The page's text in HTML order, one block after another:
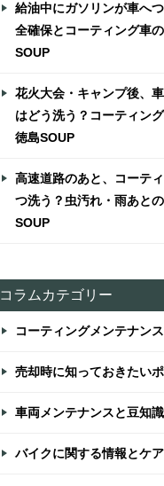
給油中にガソリンが車へ
全確保とコーティング車
SOUP
花火大会・キャンプ後、
はどう洗う？コーティング
徳島SOUP
高速道路のあと、コーテ
つ洗う？虫汚れ・雨あと
SOUP
コラムカテゴリー
コーティングメンテナン
売却時に知っておきたい
車両メンテナンスと豆知識
バイクに関する情報とケア